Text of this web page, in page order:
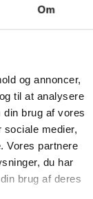
Om
og annoncer,
til at analysere
brug af vores
sociale medier,
Vores partnere
du har
brug af deres
danske
for brugen
I sofaen,
eller på
fødder når
du
kolde dage,